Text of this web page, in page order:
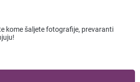
kome šaljete fotografije, prevaranti